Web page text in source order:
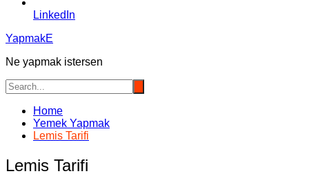
LinkedIn
YapmakE
Ne yapmak istersen
Home
Yemek Yapmak
Lemis Tarifi
Lemis Tarifi